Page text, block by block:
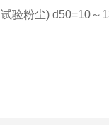
验粉尘) d50=10～